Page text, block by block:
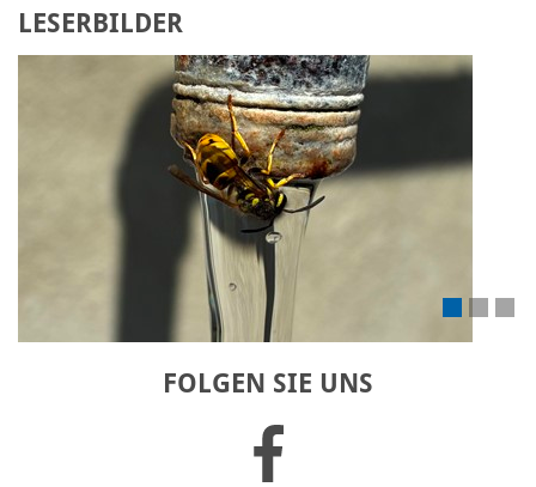
LESERBILDER
Laden Sie Ihr eigenes Bild hoch
FOLGEN SIE UNS